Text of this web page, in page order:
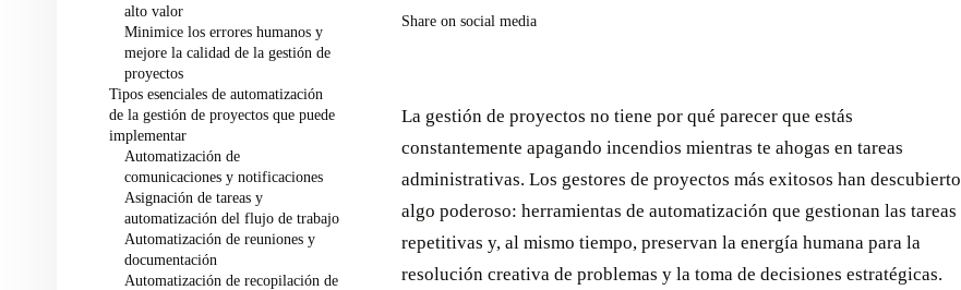
alto valor
Minimice los errores humanos y
mejore la calidad de la gestión de
proyectos
Tipos esenciales de automatización
de la gestión de proyectos que puede
implementar
Automatización de
comunicaciones y notificaciones
Asignación de tareas y
automatización del flujo de trabajo
Automatización de reuniones y
documentación
Automatización de recopilación de
Share on social media
La gestión de proyectos no tiene por qué parecer que estás
constantemente apagando incendios mientras te ahogas en tareas
administrativas. Los gestores de proyectos más exitosos han descubierto
algo poderoso: herramientas de automatización que gestionan las tareas
repetitivas y, al mismo tiempo, preservan la energía humana para la
resolución creativa de problemas y la toma de decisiones estratégicas.